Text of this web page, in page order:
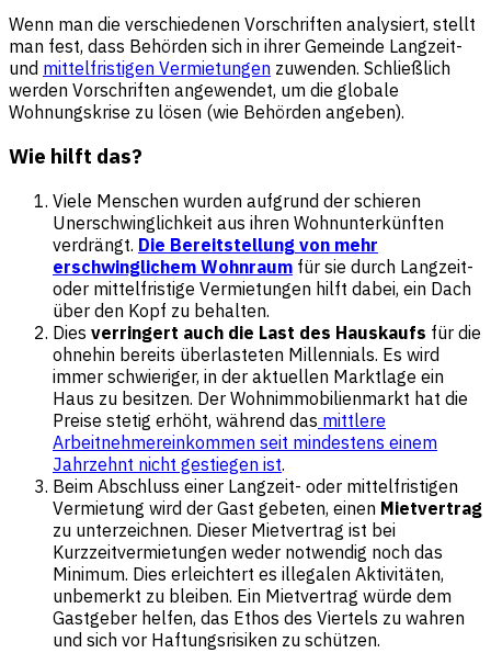
Wenn man die verschiedenen Vorschriften analysiert, stellt
man fest, dass Behörden sich in ihrer Gemeinde Langzeit-
und mittelfristigen Vermietungen zuwenden. Schließlich
werden Vorschriften angewendet, um die globale
Wohnungskrise zu lösen (wie Behörden angeben).
Wie hilft das?
Viele Menschen wurden aufgrund der schieren
Unerschwinglichkeit aus ihren Wohnunterkünften
verdrängt. Die Bereitstellung von mehr
erschwinglichem Wohnraum für sie durch Langzeit-
oder mittelfristige Vermietungen hilft dabei, ein Dach
über den Kopf zu behalten.
Dies verringert auch die Last des Hauskaufs für die
ohnehin bereits überlasteten Millennials. Es wird
immer schwieriger, in der aktuellen Marktlage ein
Haus zu besitzen. Der Wohnimmobilienmarkt hat die
Preise stetig erhöht, während das mittlere
Arbeitnehmereinkommen seit mindestens einem
Jahrzehnt nicht gestiegen ist.
Beim Abschluss einer Langzeit- oder mittelfristigen
Vermietung wird der Gast gebeten, einen Mietvertrag
zu unterzeichnen. Dieser Mietvertrag ist bei
Kurzzeitvermietungen weder notwendig noch das
Minimum. Dies erleichtert es illegalen Aktivitäten,
unbemerkt zu bleiben. Ein Mietvertrag würde dem
Gastgeber helfen, das Ethos des Viertels zu wahren
und sich vor Haftungsrisiken zu schützen.